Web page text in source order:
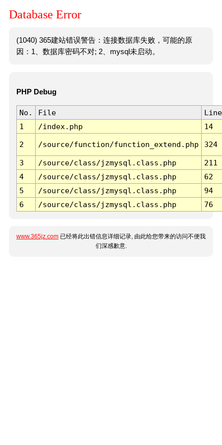
Database Error
(1040) 365建站错误警告：连接数据库失败，可能的原
因：1、数据库密码不对; 2、mysql未启动。
PHP Debug
No. File
Line
1
/index.php 14
2 /source/function/function_extend.php 324
3 /source/class/jzmysql.class.php
211
4
/source/class/jzmysql.class.php
62
5
/source/class/jzmysql.class.php
94
6
/source/class/jzmysql.class.php 76
www.365jz.com 已经将此出错信息详细记录, 由此给您带来的访问不便我
们深感歉意.